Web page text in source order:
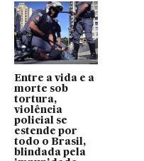
Entre a vida e a
morte sob
tortura,
violência
policial se
estende por
todo o Brasil,
blindada pela